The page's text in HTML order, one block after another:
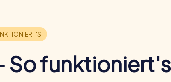
So funktioniert's